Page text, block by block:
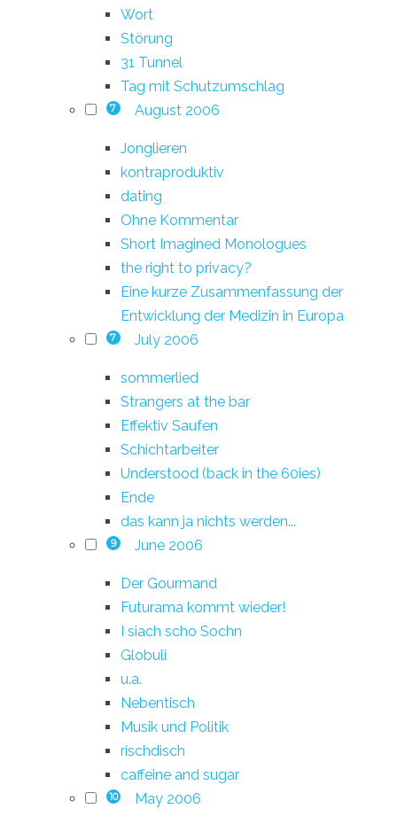
Wort
Störung
31 Tunnel
Tag mit Schutzumschlag
7 August 2006
Jonglieren
kontraproduktiv
dating
Ohne Kommentar
Short Imagined Monologues
the right to privacy?
Eine kurze Zusammenfassung der
Entwicklung der Medizin in Europa
7 July 2006
sommerlied
Strangers at the bar
Effektiv Saufen
Schichtarbeiter
Understood (back in the 60ies)
Ende
das kann ja nichts werden...
9 June 2006
Der Gourmand
Futurama kommt wieder!
I siach scho Sochn
Globuli
u.a.
Nebentisch
Musik und Politik
rischdisch
caffeine and sugar
10 May 2006